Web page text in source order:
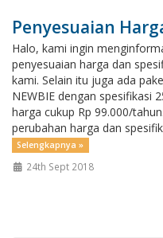
Penyesuaian
Halo, kami ingin
penyesuaian harga dan
kami. Selain itu juga ada
NEWBIE dengan spesifikasi
harga cukup Rp 99.000/
perubahan harga dan
Selengkapnya »
24th Sept 2018